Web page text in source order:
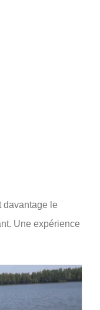
davantage le
Une expérience